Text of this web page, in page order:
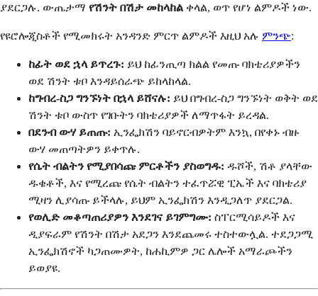
ያደርጋሉ. ውጤታማ የሽንት በሽታ መከላከል ቀላል, ወጥ የሆነ ልምዶች ነው.
የዩሮሎጂስቶች የሚመክሩት አንዳንድ ምርጥ ልምዶች እዚህ አሉ ምንጭ:
ከፊት ወደ ኋላ ይጥረጉ: ይህ ከፊንጢጣ ክልል የመጡ ባክቴሪያዎችን
ወደ ሽንት ቱቦ እንዳይሰራጭ ይከላከላል.
ከግብረ-ስጋ ግንኙነት በኋላ ይሸናሉ: ይህ በግብረ-ስጋ ግንኙነት ወቅት ወደ
ሽንት ቱቦ ውስጥ የገቡትን ባክቴሪያዎች ለማጥፋት ይረዳል.
በደንብ ውሃ ይጠጡ: ኢንፌክሽን ባይኖርብዎትም እንኳ, በየቀኑ ብዙ
ውሃ መጠጣትዎን ይቀጥሉ.
የሴት ብልትን የሚያበሳጩ ምርቶችን ያስወግዱ: ዱሾች, ሽቶ ያላቸው
ዱቄቶች, እና የሚረጩ የሴት ብልትን ተፈጥሯዊ ፒኤች እና ባክቴሪያ
ሚዛን ሊያሳጡ ይችላሉ, ይህም ኢንፌክሽን እንዲጋለጥ ያደርጋል.
የወሊድ መቆጣጠሪያዎን እንደገና ይገምግሙ: ስፐርሚሳይዶች እና
ዲያፍራም የሽንት በሽታ አደጋን እንደጨመሩ ተስተውሏል. ተደጋጋሚ
ኢንፌክሽኖች ካጋጠሙዎት, ከሐኪምዎ ጋር ሌሎች አማራጮችን
ይወያዩ.